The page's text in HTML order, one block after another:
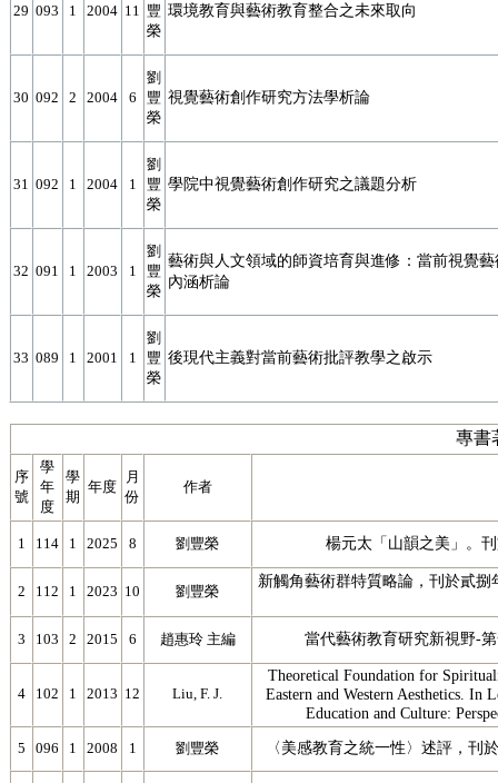
29 093 1 2004 11 豐
榮
環境教育與藝術教育整合之未來取向
30 092 2 2004 6
劉
豐
榮
視覺藝術創作研究方法學析論
31 092 1 2004 1
劉
豐
榮
學院中視覺藝術創作研究之議題分析
32 091 1 2003 1
劉
豐
榮
藝術與人文領域的師資培育與進修：當前視覺
內涵析論
33 089 1 2001 1
劉
豐
榮
後現代主義對當前藝術批評教學之啟示
專書
序
號
學
年
度
學
期
年度
月
份
作者
1 114 1 2025 8 劉豐榮 楊元太「山韻之美」。
2 112 1 2023 10 劉豐榮
新觸角藝術群特質略論，刊於貳捌
3 103 2 2015 6 趙惠玲 主編 當代藝術教育研究新視野-
4 102 1 2013 12 Liu, F. J.
Theoretical Foundation for
Eastern and Western Aesthetics. In
Education and Culture:
5 096 1 2008 1 劉豐榮 〈美感教育之統一性〉述評，刊